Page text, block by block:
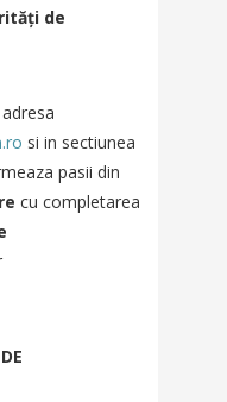
de
si in sectiunea
pasii din
cu completarea